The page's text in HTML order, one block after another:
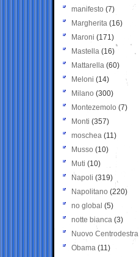
manifesto (7)
Margherita (16)
Maroni (171)
Mastella (16)
Mattarella (60)
Meloni (14)
Milano (300)
Montezemolo (7)
Monti (357)
moschea (11)
Musso (10)
Muti (10)
Napoli (319)
Napolitano (220)
no global (5)
notte bianca (3)
Nuovo Centrodestra
Obama (11)